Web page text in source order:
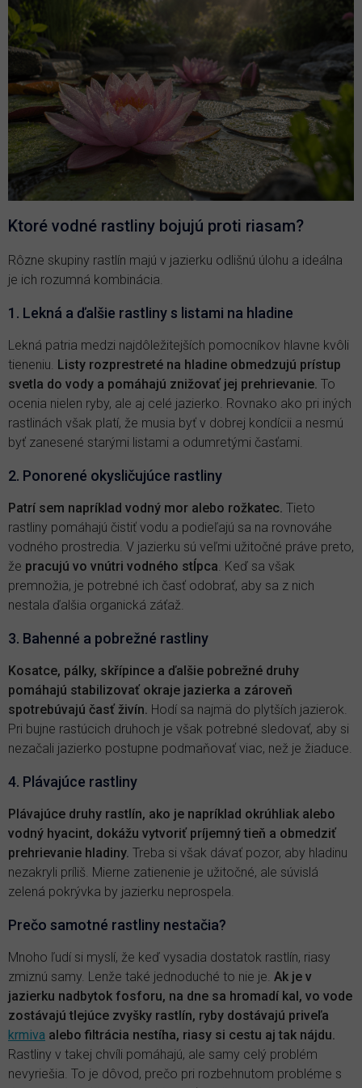
Ktoré vodné rastliny bojujú proti riasam?
Rôzne skupiny rastlín majú v jazierku odlišnú úlohu a ideálna
je ich rozumná kombinácia.
1. Lekná a ďalšie rastliny s listami na hladine
Lekná patria medzi najdôležitejších pomocníkov hlavne kvôli
tieneniu. Listy rozprestreté na hladine obmedzujú prístup
svetla do vody a pomáhajú znižovať jej prehrievanie. To
ocenia nielen ryby, ale aj celé jazierko. Rovnako ako pri iných
rastlinách však platí, že musia byť v dobrej kondícii a nesmú
byť zanesené starými listami a odumretými časťami.
2. Ponorené okysličujúce rastliny
Patrí sem napríklad vodný mor alebo rožkatec. Tieto
rastliny pomáhajú čistiť vodu a podieľajú sa na rovnováhe
vodného prostredia. V jazierku sú veľmi užitočné práve preto,
že pracujú vo vnútri vodného stĺpca. Keď sa však
premnožia, je potrebné ich časť odobrať, aby sa z nich
nestala ďalšia organická záťaž.
3. Bahenné a pobrežné rastliny
Kosatce, pálky, skřípince a ďalšie pobrežné druhy
pomáhajú stabilizovať okraje jazierka a zároveň
spotrebúvajú časť živín. Hodí sa najmä do plytších jazierok.
Pri bujne rastúcich druhoch je však potrebné sledovať, aby si
nezačali jazierko postupne podmaňovať viac, než je žiaduce.
4. Plávajúce rastliny
Plávajúce druhy rastlín, ako je napríklad okrúhliak alebo
vodný hyacint, dokážu vytvoriť príjemný tieň a obmedziť
prehrievanie hladiny. Treba si však dávať pozor, aby hladinu
nezakryli príliš. Mierne zatienenie je užitočné, ale súvislá
zelená pokrývka by jazierku neprospela.
Prečo samotné rastliny nestačia?
Mnoho ľudí si myslí, že keď vysadia dostatok rastlín, riasy
zmiznú samy. Lenže také jednoduché to nie je. Ak je v
jazierku nadbytok fosforu, na dne sa hromadí kal, vo vode
zostávajú tlejúce zvyšky rastlín, ryby dostávajú priveľa
krmiva alebo filtrácia nestíha, riasy si cestu aj tak nájdu.
Rastliny v takej chvíli pomáhajú, ale samy celý problém
nevyriešia. To je dôvod, prečo pri rozbehnutom probléme s